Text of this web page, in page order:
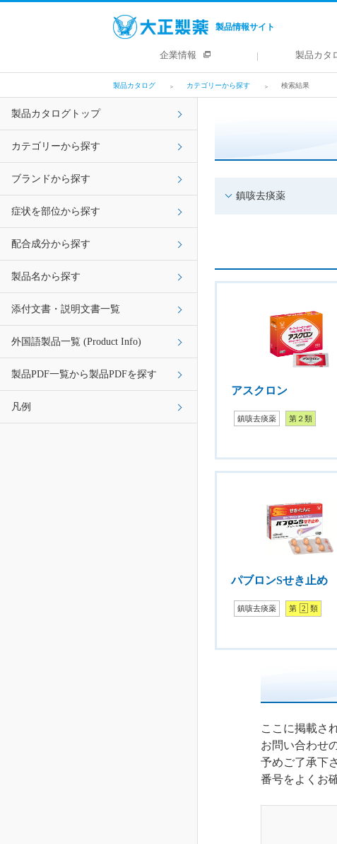
製品情報サイト
企業情報 製品カタ
製品カタログ カテゴリーから探す 検索結果
製品カタログトップ
カテゴリーから探す
ブランドから探す
症状を部位から探す
配合成分から探す
製品名から探す
添付文書・説明文書一覧
外国語製品一覧 (Product Info)
製品PDF一覧から製品PDFを探す
凡例
鎮咳去痰薬
アスクロン
鎮咳去痰薬 第２類
パブロンSせき止め
鎮咳去痰薬 第 2 類
ここに掲載さ
お問い合わせ
予めご了承下
番号をよくお